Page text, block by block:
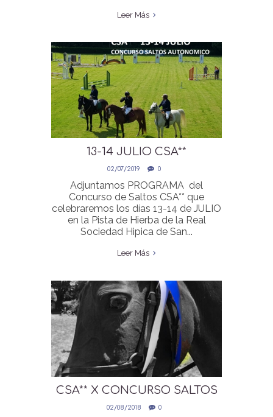
Leer Más
13-14 JULIO CSA**
CONCURSO SALTOS
AUTONOMICO JULIO
02/07/2019 0
Adjuntamos PROGRAMA del
Concurso de Saltos CSA** que
celebraremos los días 13-14 de JULIO
en la Pista de Hierba de la Real
Sociedad Hipica de San...
Leer Más
CSA** X CONCURSO SALTOS
SEMANA GRANDE
02/08/2018 0